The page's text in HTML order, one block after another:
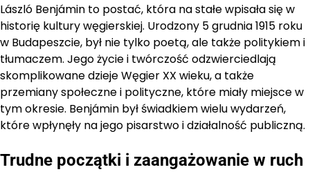
László Benjámin to postać, która na stałe wpisała się w
historię kultury węgierskiej. Urodzony 5 grudnia 1915 roku
w Budapeszcie, był nie tylko poetą, ale także politykiem i
tłumaczem. Jego życie i twórczość odzwierciedlają
skomplikowane dzieje Węgier XX wieku, a także
przemiany społeczne i polityczne, które miały miejsce w
tym okresie. Benjámin był świadkiem wielu wydarzeń,
które wpłynęły na jego pisarstwo i działalność publiczną.
Trudne początki i zaangażowanie w ruch